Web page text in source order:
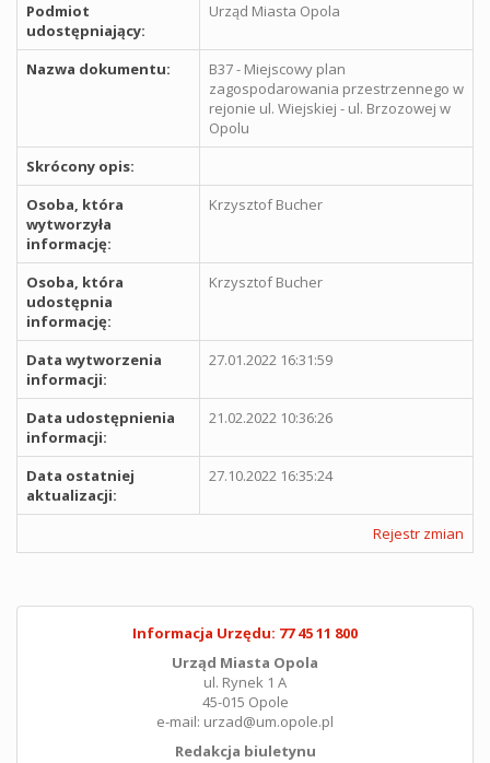
Podmiot
udostępniający:
Urząd Miasta Opola
Nazwa dokumentu:
B37 - Miejscowy plan
zagospodarowania przestrzennego w
rejonie ul. Wiejskiej - ul. Brzozowej w
Opolu
Skrócony opis:
Osoba, która
wytworzyła
informację:
Krzysztof Bucher
Osoba, która
udostępnia
informację:
Krzysztof Bucher
Data wytworzenia
informacji:
27.01.2022 16:31:59
Data udostępnienia
informacji:
21.02.2022 10:36:26
Data ostatniej
aktualizacji:
27.10.2022 16:35:24
Rejestr zmian
Informacja Urzędu: 77 45 11 800
Urząd Miasta Opola
ul. Rynek 1 A
45-015 Opole
e-mail: urzad@um.opole.pl
Redakcja biuletynu